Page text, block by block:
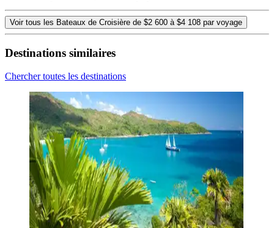
Voir tous les Bateaux de Croisière de $2 600 à $4 108 par voyage
Destinations similaires
Chercher toutes les destinations